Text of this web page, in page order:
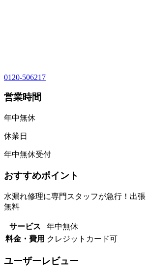
0120-506217
営業時間
年中無休
休業日
年中無休受付
おすすめポイント
水漏れ修理に専門スタッフが急行！出
無料
サービス
年中無休
料金・費用 クレジットカード可
ユーザーレビュー